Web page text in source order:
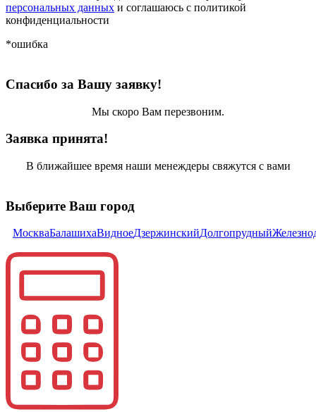
персональных данных и соглашаюсь с политикой
конфиденциальности
*ошибка
Спасибо за Вашу заявку!
Мы скоро Вам перезвоним.
Заявка принята!
В ближайшее время наши менеждеры свяжутся с вами
Выберите Ваш город
МоскваБалашихаВидноеДзержинскийДолгопрудный